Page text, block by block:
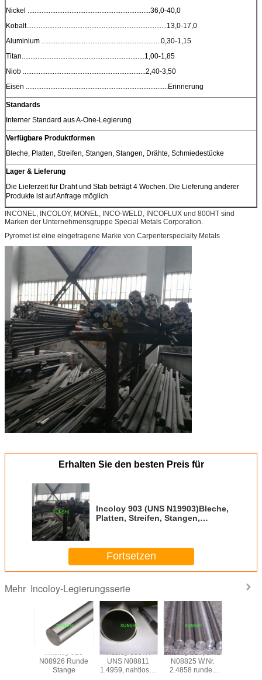
Nickel ......................................................................36,0-40,0
Kobalt................................................................................13,0-17,0
Aluminium ....................................................................0,30-1,15
Titan......................................................................1,00-1,85
Niob ......................................................................2,40-3,50
Eisen .................................................................................Erinnerung
Standards
Interner Standard aus A-One-Legierung
Verfügbare Produktformen
Bleche, Platten, Streifen, Stangen, Stangen, Drähte, Schmiedestücke
Lager & Lieferung
Die Lieferzeit für Draht und Stab beträgt 4 Wochen. Die Lieferung anderer
Produkte ist auf Anfrage möglich
INCONEL, INCOLOY, MONEL, INCO-WELD, INCOFLUX und 800HT sind
Marken der Unternehmensgruppe Special Metals Corporation.
Pyromet ist eine eingetragene Marke von Carpenterspecialty Metals
Erhalten Sie den besten Preis für
Incoloy 903 (UNS N19903)Bleche,
Platten, Streifen, Stangen,
CTX-1)
Fortsetzen
Mehr Incoloy-Legierungsserie
Inkolloy 926
N08926 Runde
Stange
Incoloy 800HT
UNS N08811
1.4959, nahtloses
Inkolloy 825, UNS
N08825 W.Nr.
2.4858 rundes